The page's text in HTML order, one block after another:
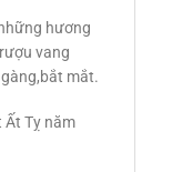
hương
vang
mắt.
Ất Tỵ năm